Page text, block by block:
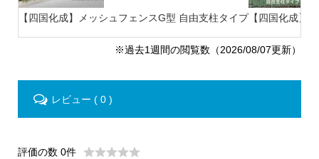
【四国化成】メッシュフェンスG型 自由支柱タイプ【四国化成】
※過去1週間の閲覧数（2026/08/07更新）
レビュー ( 0 )
評価の数 0件